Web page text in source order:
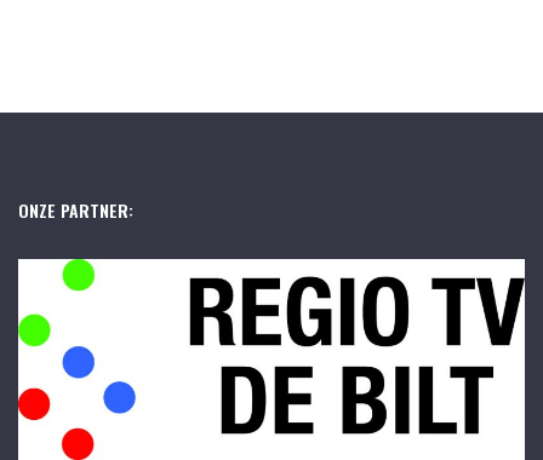
ONZE PARTNER: